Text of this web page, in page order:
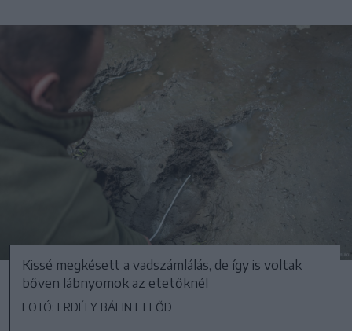
Kissé megkésett a vadszámlálás, de így is voltak
bőven lábnyomok az etetőknél
FOTÓ: ERDÉLY BÁLINT ELŐD